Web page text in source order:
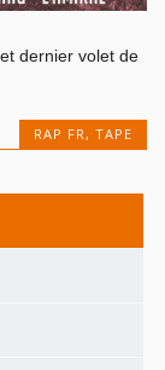
dernier volet de
RAP FR , TAPE